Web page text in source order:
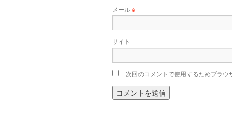
メール※
サイト
次回のコメントで使用するためブラウ